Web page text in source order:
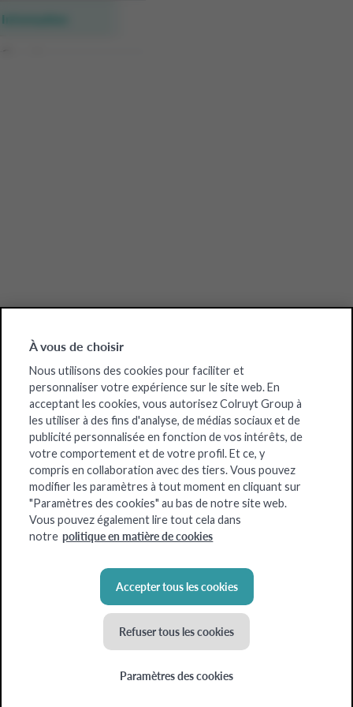
Information
À vous de choisir
Nous utilisons des cookies pour faciliter et
personnaliser votre expérience sur le site web. En
acceptant les cookies, vous autorisez Colruyt Group à
les utiliser à des fins d'analyse, de médias sociaux et de
publicité personnalisée en fonction de vos intérêts, de
votre comportement et de votre profil. Et ce, y
compris en collaboration avec des tiers. Vous pouvez
modifier les paramètres à tout moment en cliquant sur
"Paramètres des cookies" au bas de notre site web.
Vous pouvez également lire tout cela dans
notre politique en matière de cookies
Accepter tous les cookies
Refuser tous les cookies
Paramètres des cookies